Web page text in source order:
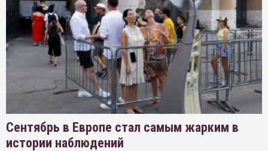
Сентябрь в Европе стал самым жарким в
истории наблюдений